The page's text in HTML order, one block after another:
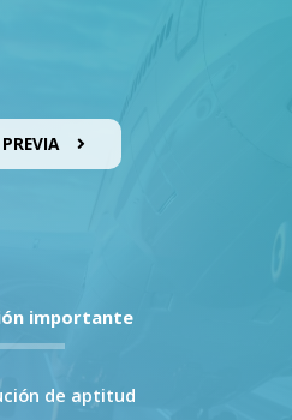
importante
de aptitud